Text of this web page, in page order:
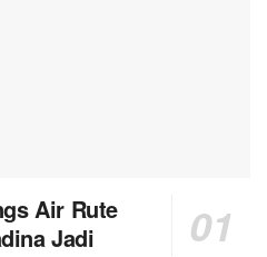
Air Rute
Jadi